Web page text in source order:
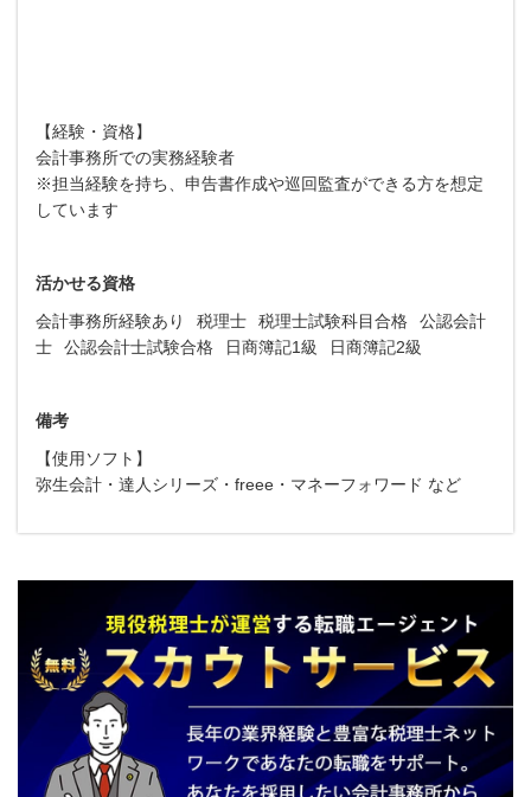
【経験・資格】
会計事務所での実務経験者
※担当経験を持ち、申告書作成や巡回監査ができる方を想定
しています
活かせる資格
会計事務所経験あり
税理士 税理士試験科目合格
公認会計
士
公認会計士試験合格 日商簿記1級 日商簿記2級
備考
【使用ソフト】
弥生会計・達人シリーズ・freee・マネーフォワード など